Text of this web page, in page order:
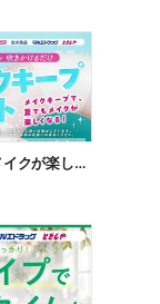
メイクキープで夏でもメイクが楽しくなる!